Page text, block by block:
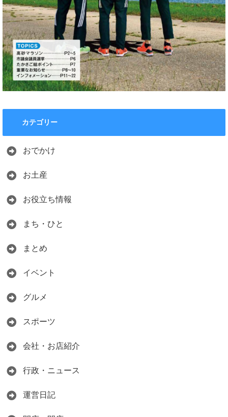
カテゴリー
おでかけ
お土産
お役立ち情報
まち・ひと
まとめ
イベント
グルメ
スポーツ
会社・お店紹介
行政・ニュース
運営日記